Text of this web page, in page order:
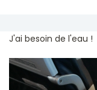
J'ai besoin de l'eau !